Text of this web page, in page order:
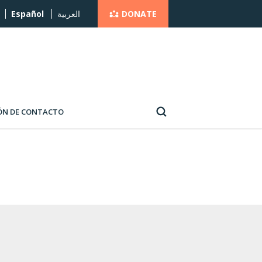
Español العربية DONATE
DE CONTACTO